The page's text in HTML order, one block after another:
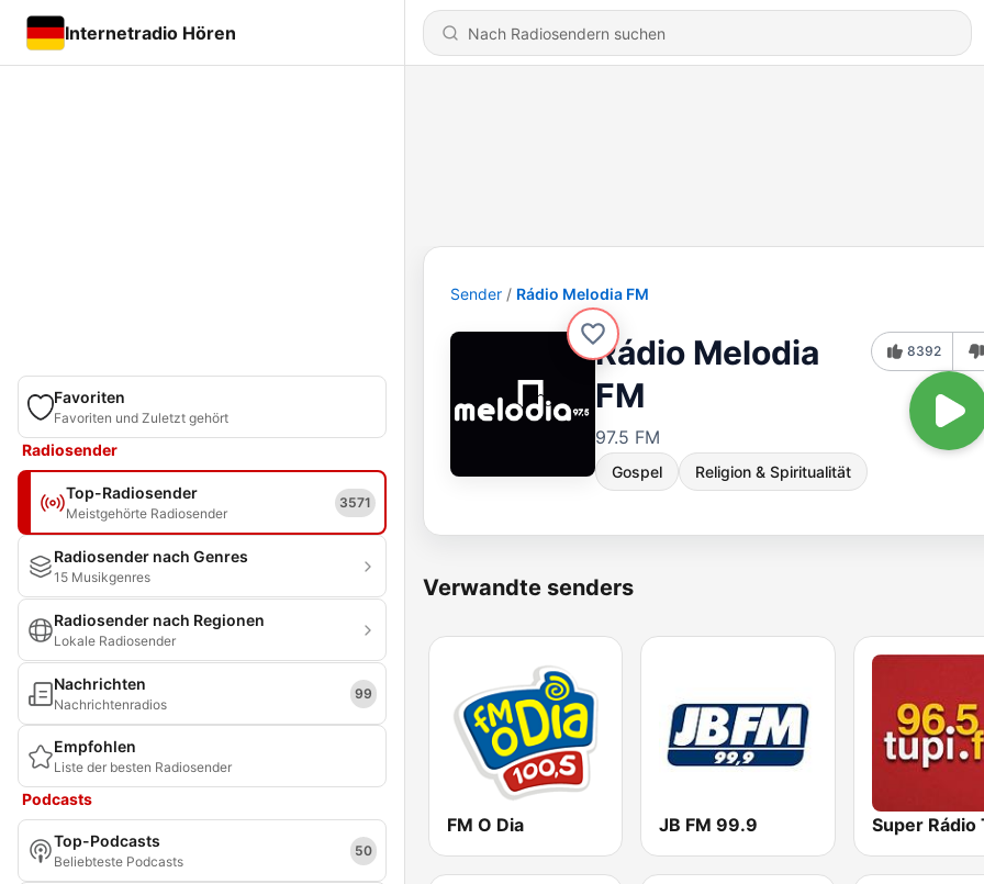
Internetradio Hören
Favoriten
Favoriten und Zuletzt gehört
Radiosender
Top-Radiosender
Meistgehörte Radiosender
3571
Radiosender nach Genres
15 Musikgenres
Radiosender nach Regionen
Lokale Radiosender
Nachrichten
Nachrichtenradios
99
Empfohlen
Liste der besten Radiosender
Podcasts
Top-Podcasts
Beliebteste Podcasts
50
Sender Rádio Melodia FM
Rádio Melodia
FM
97.5 FM
Gospel Religion & Spiritualität
8392
Verwandte senders
FM O Dia JB FM 99.9 Super Rádio